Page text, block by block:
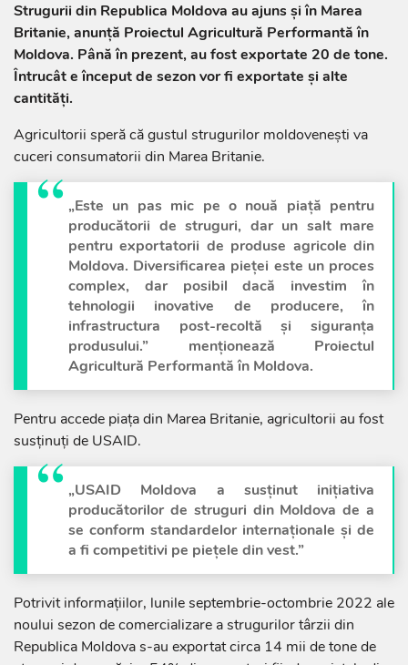
Strugurii din Republica Moldova au ajuns și în Marea
Britanie, anunță Proiectul Agricultură Performantă în
Moldova. Până în prezent, au fost exportate 20 de tone.
Întrucât e început de sezon vor fi exportate și alte
cantități.
Agricultorii speră că gustul strugurilor moldovenești va
cuceri consumatorii din Marea Britanie.
„Este un pas mic pe o nouă piață pentru
producătorii de struguri, dar un salt mare
pentru exportatorii de produse agricole din
Moldova. Diversificarea pieței este un proces
complex, dar posibil dacă investim în
tehnologii inovative de producere, în
infrastructura post-recoltă și siguranța
produsului.” menționează Proiectul
Agricultură Performantă în Moldova.
Pentru accede piața din Marea Britanie, agricultorii au fost
susținuți de USAID.
„USAID Moldova a susținut inițiativa
producătorilor de struguri din Moldova de a
se conform standardelor internaționale și de
a fi competitivi pe piețele din vest.”
Potrivit informațiilor, lunile septembrie-octombrie 2022 ale
noului sezon de comercializare a strugurilor târzii din
Republica Moldova s-au exportat circa 14 mii de tone de